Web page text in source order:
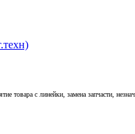
товара с линейки, замена запчасти,